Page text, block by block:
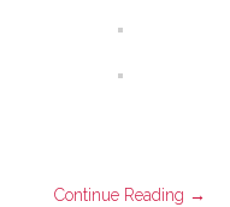
Continue Reading →